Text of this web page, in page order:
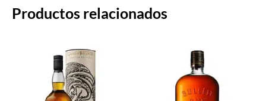
Productos relacionados